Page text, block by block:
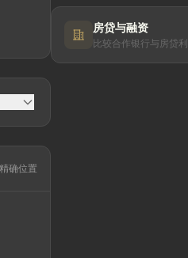
确位置
房贷与融资
比较合作银行与房贷